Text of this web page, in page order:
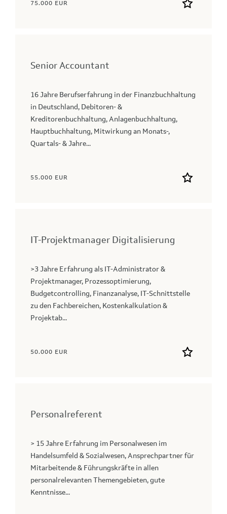
75.000 EUR
Senior Accountant
16 Jahre Berufserfahrung in der Finanzbuchhaltung
in Deutschland, Debitoren- &
Kreditorenbuchhaltung, Anlagenbuchhaltung,
Hauptbuchhaltung, Mitwirkung an Monats-,
Quartals- & Jahre...
55.000 EUR
IT-Projektmanager Digitalisierung
>3 Jahre Erfahrung als IT-Administrator &
Projektmanager, Prozessoptimierung,
Budgetcontrolling, Finanzanalyse, IT-Schnittstelle
zu den Fachbereichen, Kostenkalkulation &
Projektab...
50.000 EUR
Personalreferent
> 15 Jahre Erfahrung im Personalwesen im
Handelsumfeld & Sozialwesen, Ansprechpartner für
Mitarbeitende & Führungskräfte in allen
personalrelevanten Themengebieten, gute
Kenntnisse...